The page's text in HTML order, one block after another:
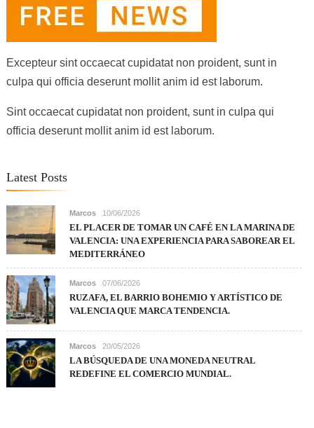
Excepteur sint occaecat cupidatat non proident, sunt in
culpa qui officia deserunt mollit anim id est laborum.
Sint occaecat cupidatat non proident, sunt in culpa qui
officia deserunt mollit anim id est laborum.
Latest Posts
Marcos 10/06/2026
EL PLACER DE TOMAR UN CAFÉ EN LA MARINA DE
VALENCIA: UNA EXPERIENCIA PARA SABOREAR EL
MEDITERRÁNEO
Marcos 07/06/2026
RUZAFA, EL BARRIO BOHEMIO Y ARTÍSTICO DE
VALENCIA QUE MARCA TENDENCIA.
Marcos 20/05/2026
LA BÚSQUEDA DE UNA MONEDA NEUTRAL
REDEFINE EL COMERCIO MUNDIAL.